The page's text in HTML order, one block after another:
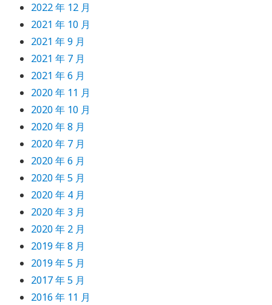
2022 年 12 月
2021 年 10 月
2021 年 9 月
2021 年 7 月
2021 年 6 月
2020 年 11 月
2020 年 10 月
2020 年 8 月
2020 年 7 月
2020 年 6 月
2020 年 5 月
2020 年 4 月
2020 年 3 月
2020 年 2 月
2019 年 8 月
2019 年 5 月
2017 年 5 月
2016 年 11 月